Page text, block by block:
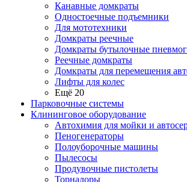
Канавные домкраты
Одностоечные подъемники
Для мототехники
Домкраты реечные
Домкраты бутылочные
Реечные домкраты
Домкраты для перемещения
Лифты для колес
Ещё 20
Парковочные системы
Клининговое оборудование
Автохимия для мойки и
Пеногенераторы
Полоуборочные машины
Пылесосы
Продувочные пистолеты
Торнадоры